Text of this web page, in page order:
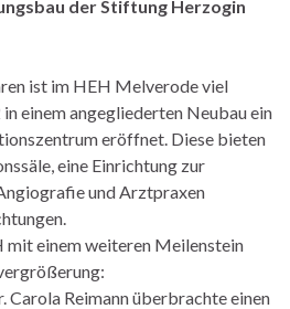
der Stiftung Herzogin
ist im HEH Melverode viel
einem angegliederten Neubau ein
eröffnet. Diese bieten
eine Einrichtung zur
und Arztpraxen
mit einem weiteren Meilenstein
Carola Reimann überbrachte einen